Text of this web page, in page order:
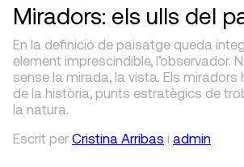
Miradors: els ulls del
En la definició de paisatge queda
element imprescindible, l’observador.
sense la mirada, la vista. Els miradors
de la història, punts estratègics de
la natura.
Escrit per Cristina Arribas i admin